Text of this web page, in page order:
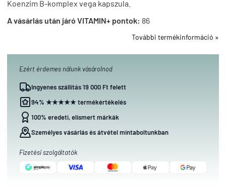
Koenzim B-komplex vega kapszula.
A vásárlás után járó VITAMIN+ pontok: 86
További termékinformáció »
Ezért érdemes nálunk vásárolnod
Ingyenes szállítás 19 000 Ft felett
94% ★★★★★ termékértékelés
100% eredeti, elismert márkák
Személyes vásárlás és átvétel mintaboltunkban
Fizetési szolgáltatók